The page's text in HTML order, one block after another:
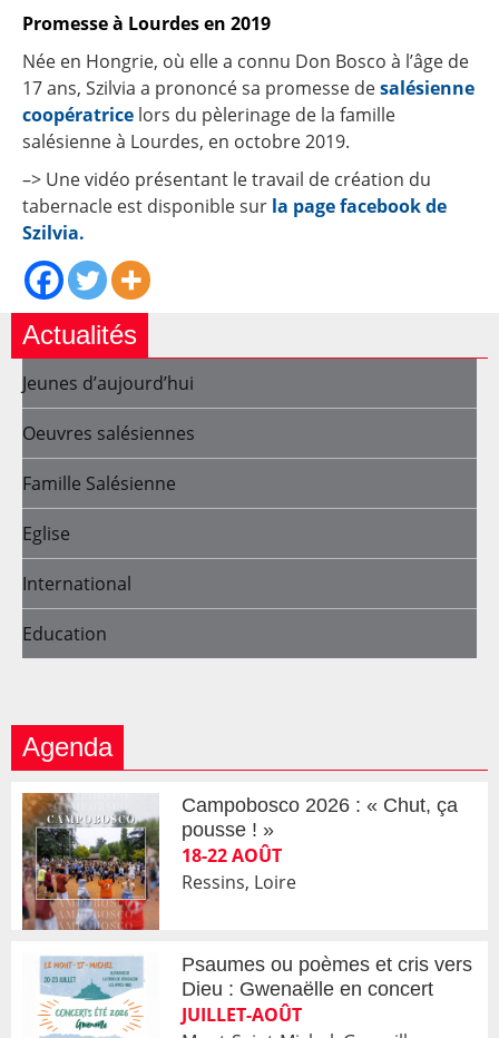
Promesse à Lourdes en 2019
Née en Hongrie, où elle a connu Don Bosco à l’âge de
17 ans, Szilvia a prononcé sa promesse desalésienne
coopératrice lors du pèlerinage de la famille
salésienne à Lourdes, en octobre 2019.
–> Une vidéo présentant le travail de création du
tabernacle est disponible sur la page facebook de
Szilvia.
Actualités
Jeunes d’aujourd’hui
Oeuvres salésiennes
Famille Salésienne
Eglise
International
Education
Agenda
Campobosco 2026 : « Chut, ça
pousse ! »
18-22 AOÛT
Ressins, Loire
Psaumes ou poèmes et cris vers
Dieu : Gwenaëlle en concert
JUILLET-AOÛT